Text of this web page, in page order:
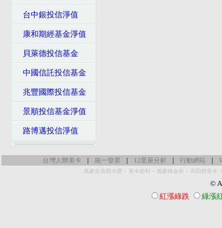
台中銀投信淨值
康和期經基金淨值
貝萊德投信基金
中國信託投信基金
兆豐國際投信基金
景順投信基金淨值
路博邁投信淨值
台灣人辦美卡 | 統一發票 | 12星座分析 | 行動網站 |
萬豪史高開卡禮 - 美卡套利 - 萬豪煉金術 - 高回饋美卡
©
紅漲綠跌
綠漲